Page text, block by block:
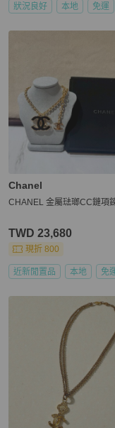
狀況良好 本地 免運
Chanel
CHANEL 金屬琺瑯CC鏈項
TWD 23,680
現折 800
近新閒置品 本地 免